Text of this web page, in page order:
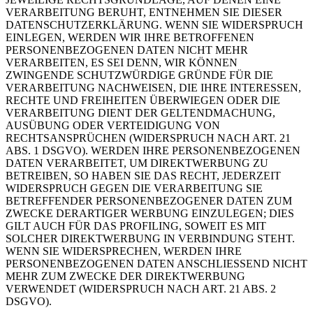
VERARBEITUNG BERUHT, ENTNEHMEN SIE DIESER
DATENSCHUTZERKLÄRUNG. WENN SIE WIDERSPRUCH
EINLEGEN, WERDEN WIR IHRE BETROFFENEN
PERSONENBEZOGENEN DATEN NICHT MEHR
VERARBEITEN, ES SEI DENN, WIR KÖNNEN
ZWINGENDE SCHUTZWÜRDIGE GRÜNDE FÜR DIE
VERARBEITUNG NACHWEISEN, DIE IHRE INTERESSEN,
RECHTE UND FREIHEITEN ÜBERWIEGEN ODER DIE
VERARBEITUNG DIENT DER GELTENDMACHUNG,
AUSÜBUNG ODER VERTEIDIGUNG VON
RECHTSANSPRÜCHEN (WIDERSPRUCH NACH ART. 21
ABS. 1 DSGVO). WERDEN IHRE PERSONENBEZOGENEN
DATEN VERARBEITET, UM DIREKTWERBUNG ZU
BETREIBEN, SO HABEN SIE DAS RECHT, JEDERZEIT
WIDERSPRUCH GEGEN DIE VERARBEITUNG SIE
BETREFFENDER PERSONENBEZOGENER DATEN ZUM
ZWECKE DERARTIGER WERBUNG EINZULEGEN; DIES
GILT AUCH FÜR DAS PROFILING, SOWEIT ES MIT
SOLCHER DIREKTWERBUNG IN VERBINDUNG STEHT.
WENN SIE WIDERSPRECHEN, WERDEN IHRE
PERSONENBEZOGENEN DATEN ANSCHLIESSEND NICHT
MEHR ZUM ZWECKE DER DIREKTWERBUNG
VERWENDET (WIDERSPRUCH NACH ART. 21 ABS. 2
DSGVO).